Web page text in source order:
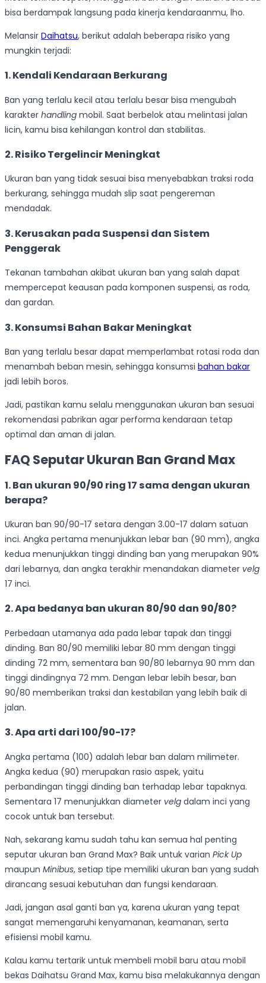
bisa berdampak langsung pada kinerja kendaraanmu, lho.
Melansir Daihatsu, berikut adalah beberapa risiko yang
mungkin terjadi:
1. Kendali Kendaraan Berkurang
Ban yang terlalu kecil atau terlalu besar bisa mengubah
karakter handling mobil. Saat berbelok atau melintasi jalan
licin, kamu bisa kehilangan kontrol dan stabilitas.
2. Risiko Tergelincir Meningkat
Ukuran ban yang tidak sesuai bisa menyebabkan traksi roda
berkurang, sehingga mudah slip saat pengereman
mendadak.
3. Kerusakan pada Suspensi dan Sistem
Penggerak
Tekanan tambahan akibat ukuran ban yang salah dapat
mempercepat keausan pada komponen suspensi, as roda,
dan gardan.
3. Konsumsi Bahan Bakar Meningkat
Ban yang terlalu besar dapat memperlambat rotasi roda dan
menambah beban mesin, sehingga konsumsi bahan bakar
jadi lebih boros.
Jadi, pastikan kamu selalu menggunakan ukuran ban sesuai
rekomendasi pabrikan agar performa kendaraan tetap
optimal dan aman di jalan.
FAQ Seputar Ukuran Ban Grand Max
1. Ban ukuran 90/90 ring 17 sama dengan ukuran
berapa?
Ukuran ban 90/90-17 setara dengan 3.00-17 dalam satuan
inci. Angka pertama menunjukkan lebar ban (90 mm), angka
kedua menunjukkan tinggi dinding ban yang merupakan 90%
dari lebarnya, dan angka terakhir menandakan diameter velg
17 inci.
2. Apa bedanya ban ukuran 80/90 dan 90/80?
Perbedaan utamanya ada pada lebar tapak dan tinggi
dinding. Ban 80/90 memiliki lebar 80 mm dengan tinggi
dinding 72 mm, sementara ban 90/80 lebarnya 90 mm dan
tinggi dindingnya 72 mm. Dengan lebar lebih besar, ban
90/80 memberikan traksi dan kestabilan yang lebih baik di
jalan.
3. Apa arti dari 100/90-17?
Angka pertama (100) adalah lebar ban dalam milimeter.
Angka kedua (90) merupakan rasio aspek, yaitu
perbandingan tinggi dinding ban terhadap lebar tapaknya.
Sementara 17 menunjukkan diameter velg dalam inci yang
cocok untuk ban tersebut.
Nah, sekarang kamu sudah tahu kan semua hal penting
seputar ukuran ban Grand Max? Baik untuk varian Pick Up
maupun Minibus, setiap tipe memiliki ukuran ban yang sudah
dirancang sesuai kebutuhan dan fungsi kendaraan.
Jadi, jangan asal ganti ban ya, karena ukuran yang tepat
sangat memengaruhi kenyamanan, keamanan, serta
efisiensi mobil kamu.
Kalau kamu tertarik untuk membeli mobil baru atau mobil
bekas Daihatsu Grand Max, kamu bisa melakukannya dengan